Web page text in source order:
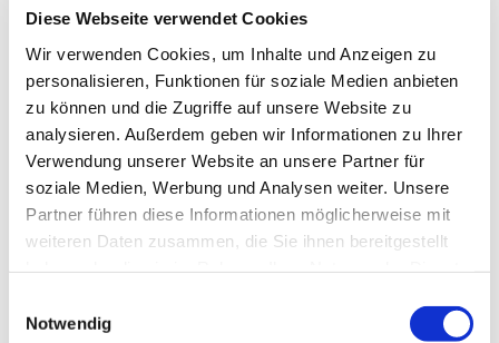
Diese Webseite verwendet Cookies
Wir verwenden Cookies, um Inhalte und Anzeigen zu
personalisieren, Funktionen für soziale Medien anbieten
zu können und die Zugriffe auf unsere Website zu
analysieren. Außerdem geben wir Informationen zu Ihrer
Verwendung unserer Website an unsere Partner für
soziale Medien, Werbung und Analysen weiter. Unsere
Partner führen diese Informationen möglicherweise mit
weiteren Daten zusammen, die Sie ihnen bereitgestellt
Notwendig